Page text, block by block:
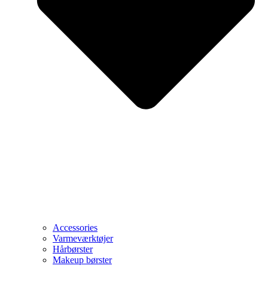
Accessories
Varmeværktøjer
Hårbørster
Makeup børster